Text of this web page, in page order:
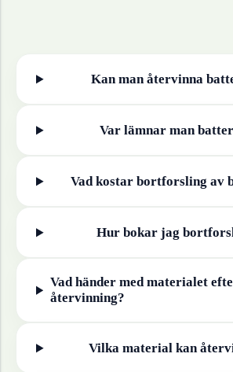
Kan man återvinna
Var lämnar man
Vad kostar bortforsling av
Hur bokar jag
Vad händer med materialet
återvinning?
Vilka material kan